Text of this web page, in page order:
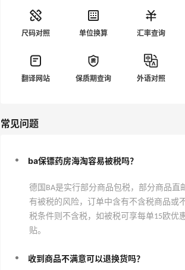
尺码对照 单位换算 汇率查询
翻译网站 保质期查询 外语对照
常见问题
ba保镖药房海淘容易被税吗？
德国BA是实行部分商品包税，部分商品直
有被税的风险，订单中含有不含税商品或
税条件则不含税，如被税可享每单15欧优
贴。
收到商品不满意可以退换货吗？